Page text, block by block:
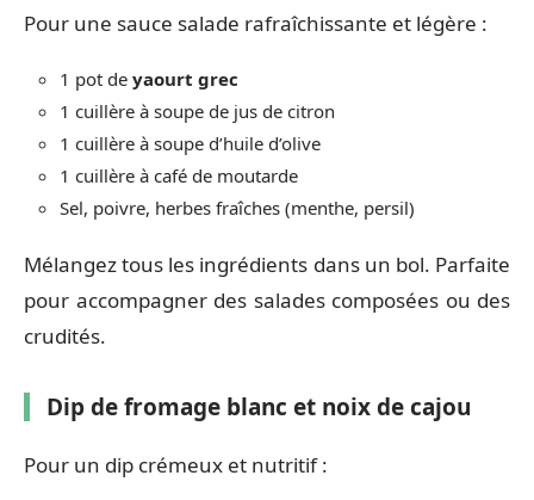
Pour une sauce salade rafraîchissante et légère :
1 pot de yaourt grec
1 cuillère à soupe de jus de citron
1 cuillère à soupe d’huile d’olive
1 cuillère à café de moutarde
Sel, poivre, herbes fraîches (menthe, persil)
Mélangez tous les ingrédients dans un bol. Parfaite
pour accompagner des salades composées ou des
crudités.
Dip de fromage blanc et noix de cajou
Pour un dip crémeux et nutritif :